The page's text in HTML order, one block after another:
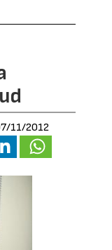
11/2012